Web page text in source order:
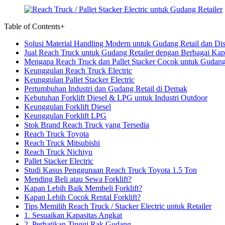
Table of Contents+
Solusi Material Handling Modern untuk Gudang Retail dan
Jual Reach Truck untuk Gudang Retailer dengan Berbagai
Mengapa Reach Truck dan Pallet Stacker Cocok untuk
Keunggulan Reach Truck Electric
Keunggulan Pallet Stacker Electric
Pertumbuhan Industri dan Gudang Retail di Demak
Kebutuhan Forklift Diesel & LPG untuk Industri Outdoor
Keunggulan Forklift Diesel
Keunggulan Forklift LPG
Stok Brand Reach Truck yang Tersedia
Reach Truck Toyota
Reach Truck Mitsubishi
Reach Truck Nichiyu
Pallet Stacker Electric
Studi Kasus Penggunaan Reach Truck Toyota 1.5 Ton
Mending Beli atau Sewa Forklift?
Kapan Lebih Baik Membeli Forklift?
Kapan Lebih Cocok Rental Forklift?
Tips Memilih Reach Truck / Stacker Electric untuk Retailer
1. Sesuaikan Kapasitas Angkat